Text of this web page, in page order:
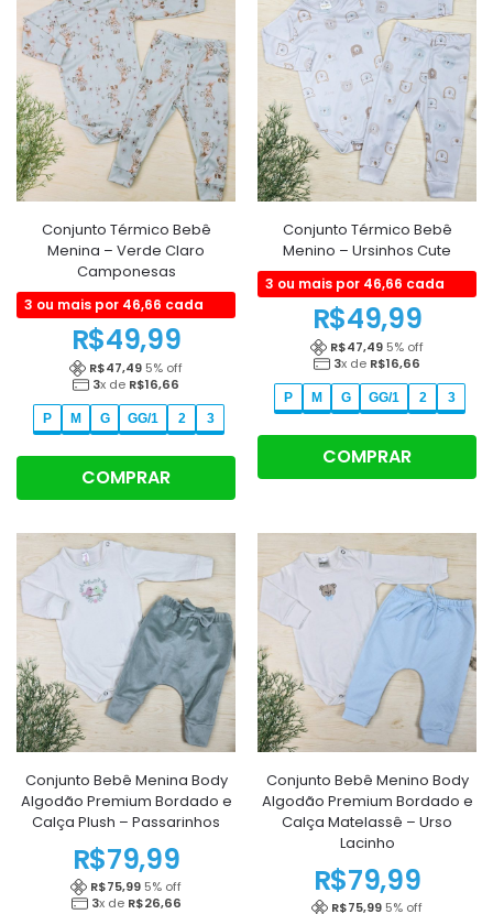
Conjunto Térmico Bebê
Menina – Verde Claro
Camponesas
3 ou mais por 46,66 cada
R$49,99
R$47,49 5% off
3x de R$16,66
P M G GG/1 2 3
COMPRAR
Conjunto Térmico Bebê
Menino – Ursinhos Cute
3 ou mais por 46,66 cada
R$49,99
R$47,49 5% off
3x de R$16,66
P M G GG/1 2 3
COMPRAR
Conjunto Bebê Menina Body
Algodão Premium Bordado e
Calça Plush – Passarinhos
R$79,99
R$75,99 5% off
3x de R$26,66
Conjunto Bebê Menino Body
Algodão Premium Bordado e
Calça Matelassê – Urso
Lacinho
R$79,99
R$75,99 5% off